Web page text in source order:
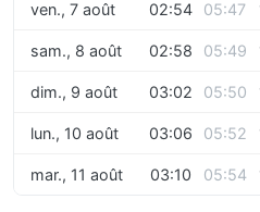
ven., 7 août 02:54 05:47
sam., 8 août 02:58 05:49
dim., 9 août 03:02 05:50
lun., 10 août 03:06 05:52
mar., 11 août 03:10 05:54